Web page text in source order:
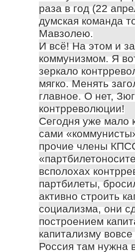
раза в год (22
думская команда
Мавзолею.
И всё! На этом и
коммунизмом. Я
зеркало
мягко. Менять
главное. О нет,
контрреволюции!
Сегодня уже мало
сами
прочие члены
всполохах
партбилеты,
активно строить
социализма, они
построением
капитализму
Россия там нужна